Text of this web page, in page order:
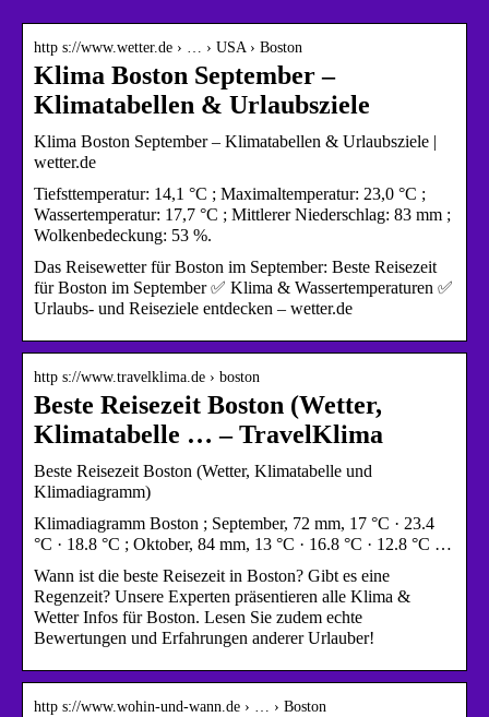
http s://www.wetter.de › … › USA › Boston
Klima Boston September –
Klimatabellen & Urlaubsziele
Klima Boston September – Klimatabellen & Urlaubsziele |
wetter.de
Tiefsttemperatur: 14,1 °C ; Maximaltemperatur: 23,0 °C ;
Wassertemperatur: 17,7 °C ; Mittlerer Niederschlag: 83 mm ;
Wolkenbedeckung: 53 %.
Das Reisewetter für Boston im September: Beste Reisezeit
für Boston im September ✅ Klima & Wassertemperaturen ✅
Urlaubs- und Reiseziele entdecken – wetter.de
http s://www.travelklima.de › boston
Beste Reisezeit Boston (Wetter,
Klimatabelle … – TravelKlima
Beste Reisezeit Boston (Wetter, Klimatabelle und
Klimadiagramm)
Klimadiagramm Boston ; September, 72 mm, 17 °C · 23.4
°C · 18.8 °C ; Oktober, 84 mm, 13 °C · 16.8 °C · 12.8 °C …
Wann ist die beste Reisezeit in Boston? Gibt es eine
Regenzeit? Unsere Experten präsentieren alle Klima &
Wetter Infos für Boston. Lesen Sie zudem echte
Bewertungen und Erfahrungen anderer Urlauber!
http s://www.wohin-und-wann.de › … › Boston